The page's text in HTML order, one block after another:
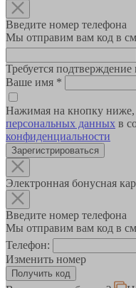
Введите номер телефона
Мы отправим вам код в
Требуется
Ваше имя *
Нажимая на кнопку
персональных данных в
конфиденциальности
Зарегистрироваться
Электронная бонусная
Введите номер телефона
Мы отправим вам код в
Телефон:
Изменить номер